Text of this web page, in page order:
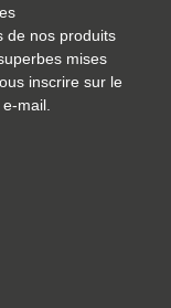
de nos produits
mises
inscrire sur le
mail.